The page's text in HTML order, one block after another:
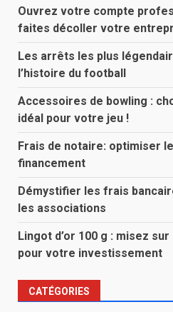
Ouvrez votre compte
faites décoller votre
Les arrêts les plus
l’histoire du football
Accessoires de bowling :
idéal pour votre jeu !
Frais de notaire: optimiser
financement
Démystifier les frais
les associations
Lingot d’or 100 g : misez
pour votre investissement
CATÉGORIES